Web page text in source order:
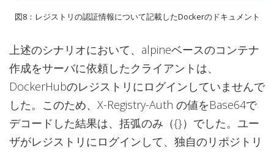
図8：レジストリの認証情報について記載したDockerのドキュメント
上述のシナリオにおいて、alpineベースのコンテナ
作成をサーバに依頼したクライアントは、
DockerHubのレジストリにログインしていませんで
した。このため、X-Registry-Auth の値をBase64で
デコードした結果は、括弧のみ（{}）でした。ユー
ザがレジストリにログインして、独自のリポジトリ